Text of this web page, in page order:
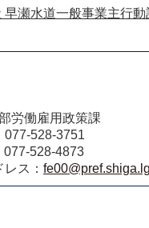
早瀬水道一般事業主行動
労働雇用政策課
077-528-3751
077-528-4873
ス：